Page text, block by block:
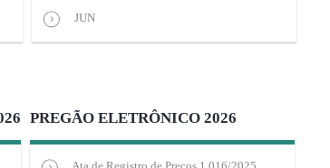
JUN
PREGÃO ELETRÔNICO 2026